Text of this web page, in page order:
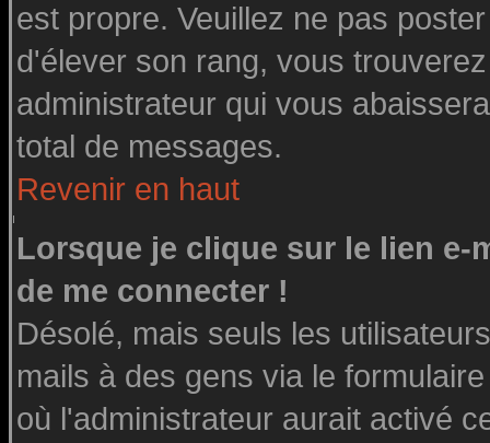
est propre. Veuillez ne pas
d'élever son rang, vous
administrateur qui vous
total de messages.
Revenir en haut
Lorsque je clique sur le lien e-
de me connecter !
Désolé, mais seuls les
mails à des gens via le
où l'administrateur aurait activé